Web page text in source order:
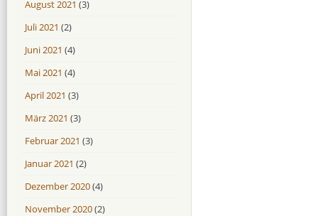
August 2021 (3)
Juli 2021 (2)
Juni 2021 (4)
Mai 2021 (4)
April 2021 (3)
März 2021 (3)
Februar 2021 (3)
Januar 2021 (2)
Dezember 2020(4)
November 2020(2)